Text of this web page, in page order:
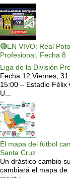
🔴EN VIVO: Real
Profesional, Fecha 8
Liga de la División
Fecha 12 Viernes,
15:00 – Estadio
U...
El mapa del fútbol
Santa Cruz
Un drástico cambio
cambiará el mapa